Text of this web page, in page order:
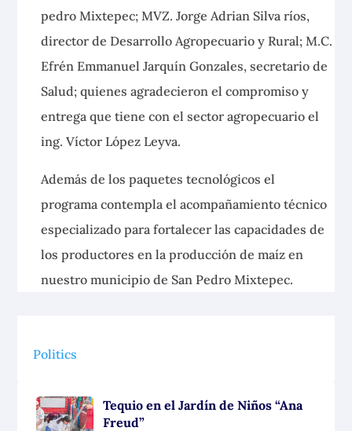
pedro Mixtepec; MVZ. Jorge Adrian Silva ríos,
director de Desarrollo Agropecuario y Rural; M.C.
Efrén Emmanuel Jarquín Gonzales, secretario de
Salud; quienes agradecieron el compromiso y
entrega que tiene con el sector agropecuario el
ing. Víctor López Leyva.
Además de los paquetes tecnológicos el
programa contempla el acompañamiento técnico
especializado para fortalecer las capacidades de
los productores en la producción de maíz en
nuestro municipio de San Pedro Mixtepec.
Politics
Tequio en el Jardín de Niños “Ana
Freud”